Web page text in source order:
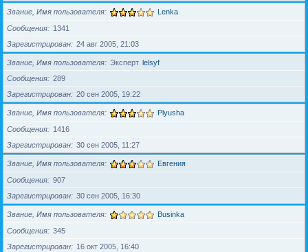
Звание, Имя пользователя Lenka
Сообщения
1341
Зарегистрирован
24 авг 2005, 21:03
Звание, Имя пользователя Эксперт lelsyf
Сообщения
289
Зарегистрирован
20 сен 2005, 19:22
Звание, Имя пользователя Plyusha
Сообщения
1416
Зарегистрирован
30 сен 2005, 11:27
Звание, Имя пользователя Евгения
Сообщения
907
Зарегистрирован
30 сен 2005, 16:30
Звание, Имя пользователя Businka
Сообщения
345
Зарегистрирован
16 окт 2005, 16:40